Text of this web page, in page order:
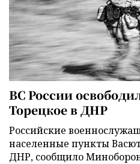
ВС России
Торецкое в ДНР
Российские
населенные пункты
ДНР, сообщило